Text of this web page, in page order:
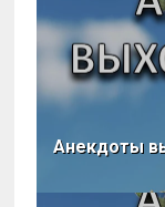
Анекдоты